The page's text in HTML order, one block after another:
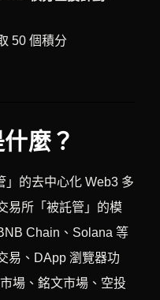
50 個積分
麼？
」的去中心化 Web3 多
易所「被託管」的模
Chain、Solana 等
易、DApp 瀏覽器功
場、銘文市場、空投